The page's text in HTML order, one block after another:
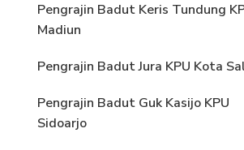
Pengrajin Badut Keris Tundung
Madiun
Pengrajin Badut Jura KPU Kota
Pengrajin Badut Guk Kasijo KPU
Sidoarjo